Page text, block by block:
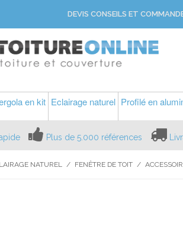
DEVIS CONSEILS ET
en kit Eclairage naturel Profilé en
Plus de 5.000 références
NATUREL / FENÊTRE DE TOIT /